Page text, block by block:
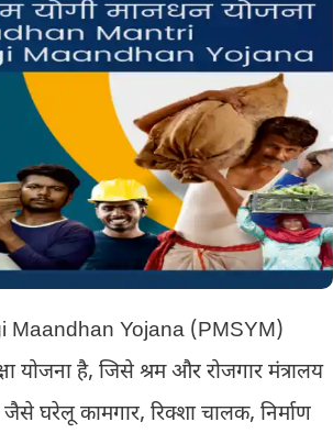
Maandhan Yojana (PMSYM)
योजना है, जिसे श्रम और रोजगार मंत्रालय
जैसे घरेलू कामगार, रिक्शा चालक, निर्माण